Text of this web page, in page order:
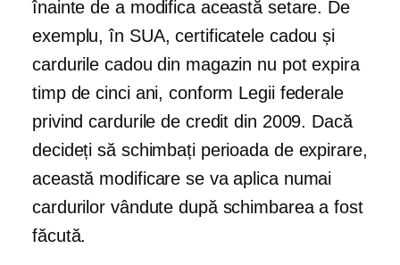
înainte de a modifica această setare. De
exemplu, în SUA, certificatele cadou și
cardurile cadou din magazin nu pot expira
timp de cinci ani, conform Legii federale
privind cardurile de credit din 2009. Dacă
decideți să schimbați perioada de expirare,
această modificare se va aplica numai
cardurilor vândute după schimbarea a fost
făcută.